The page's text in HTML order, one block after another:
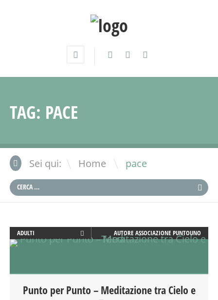
TAG: PACE
Sei qui: Home \ pace
ADULTI
BENESSERE
RIEQUILIBRIO ENERGETICO
AUTORE ASSOCIAZIONE PUNTOUNO
Punto per Punto – Meditazione tra Cielo e